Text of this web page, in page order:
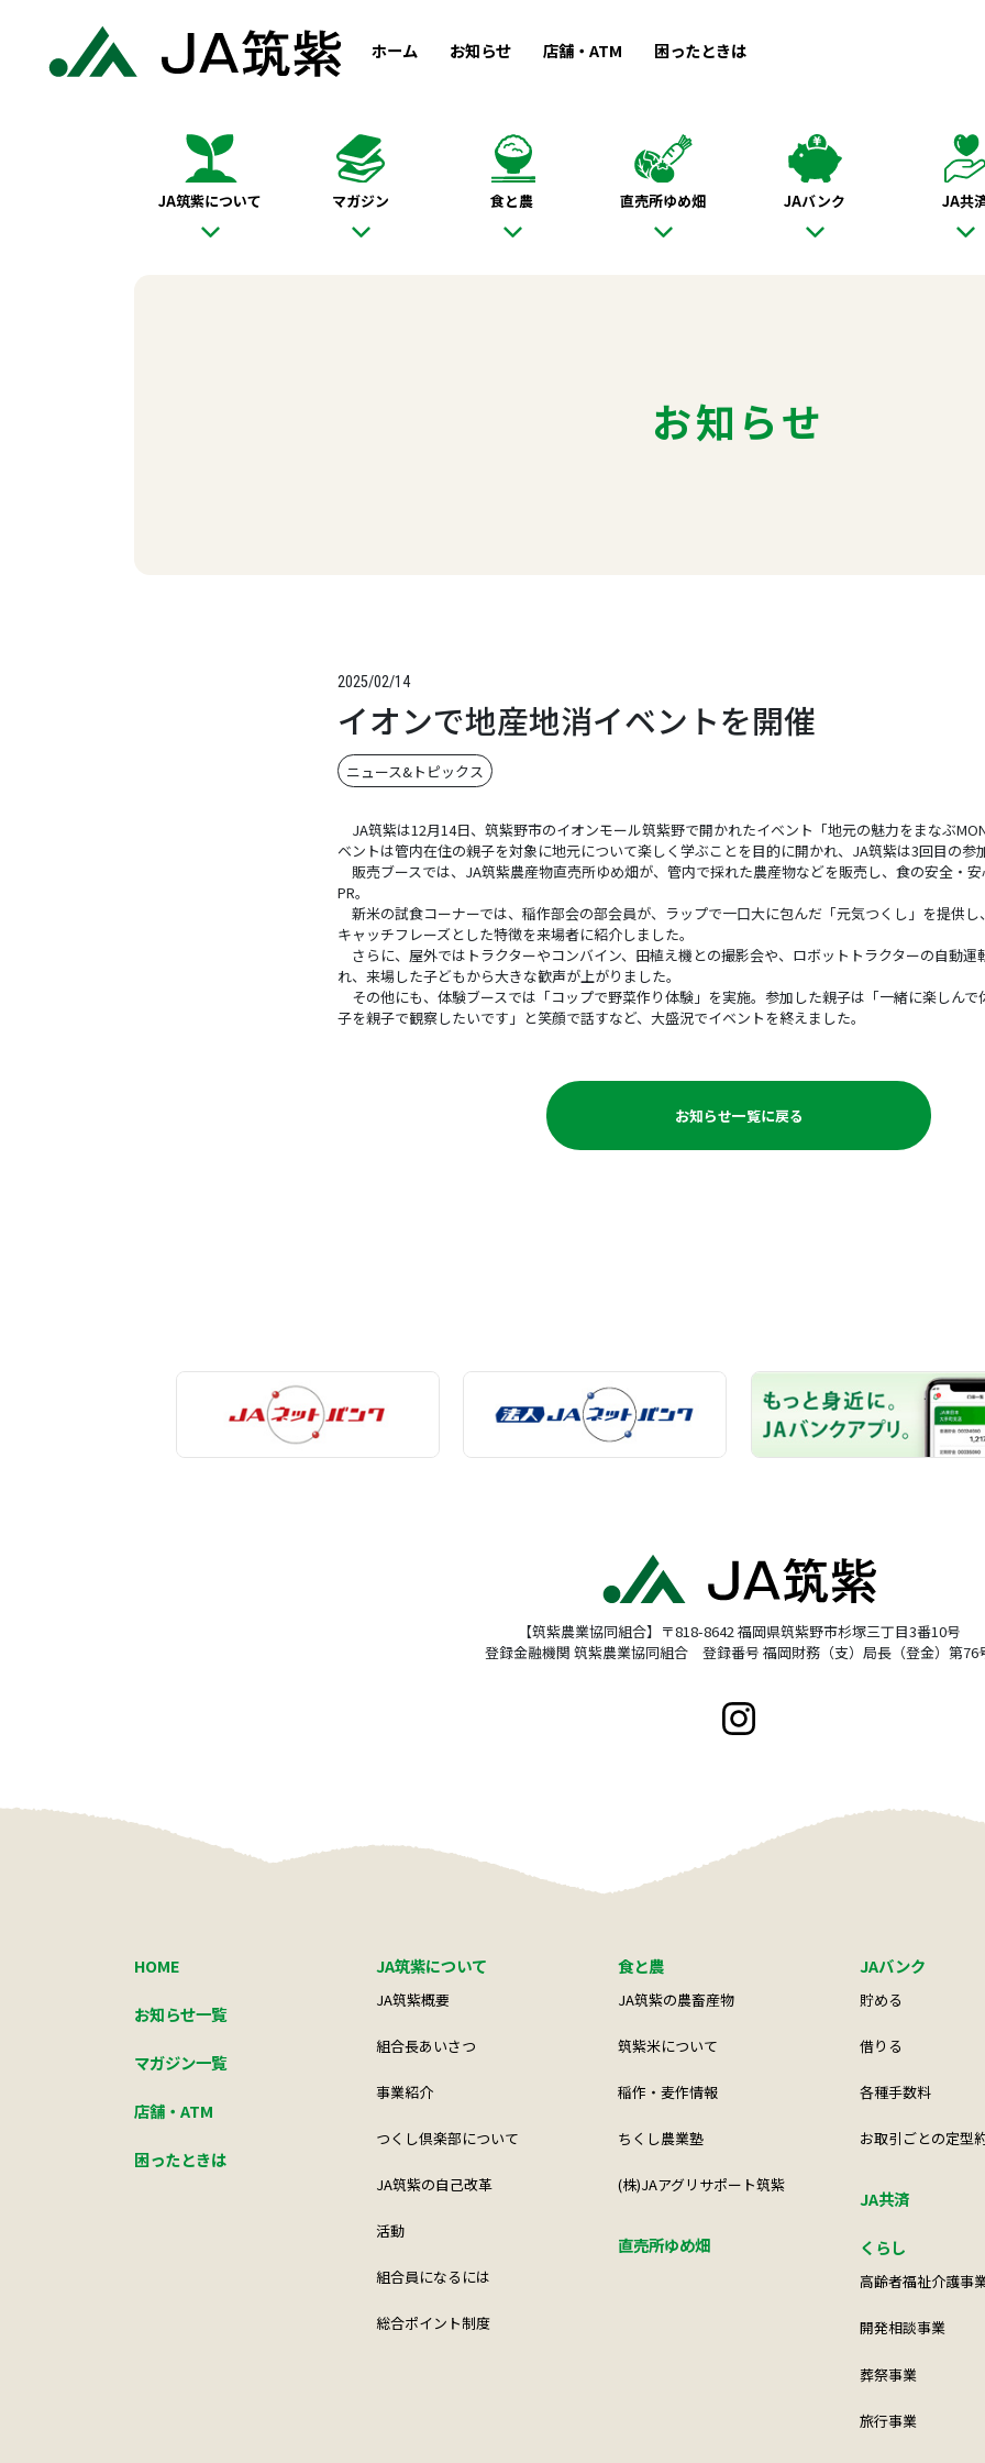
ホーム お知らせ 店舗・ATM 困ったときは
JA筑紫について マガジン 食と農 直売所ゆめ畑 JAバンク JA共
お知らせ
2025/02/14
イオンで地産地消イベントを開催
ニュース&トピックス
JA筑紫は12月14日、筑紫野市のイオンモール筑紫野で開かれたイベント「地元の魅力をまなぶ
ベントは管内在住の親子を対象に地元について楽しく学ぶことを目的に開かれ、JA筑紫は3回目の参
販売ブースでは、JA筑紫農産物直売所ゆめ畑が、管内で採れた農産物などを販売し、食の安全・
PR。
新米の試食コーナーでは、稲作部会の部会員が、ラップで一口大に包んだ「元気つくし」を提供し
キャッチフレーズとした特徴を来場者に紹介しました。
さらに、屋外ではトラクターやコンバイン、田植え機との撮影会や、ロボットトラクターの自動運
れ、来場した子どもから大きな歓声が上がりました。
その他にも、体験ブースでは「コップで野菜作り体験」を実施。参加した親子は「一緒に楽しん
子を親子で観察したいです」と笑顔で話すなど、大盛況でイベントを終えました。
お知らせ一覧に戻る
【筑紫農業協同組合】〒818-8642 福岡県筑紫野市杉塚三丁目3番10号
登録金融機関 筑紫農業協同組合 登録番号 福岡財務（支）局長（登金）第76
HOME
お知らせ一覧
マガジン一覧
店舗・ATM
困ったときは
JA筑紫について
JA筑紫概要
組合長あいさつ
事業紹介
つくし倶楽部について
JA筑紫の自己改革
活動
組合員になるには
総合ポイント制度
食と農
JA筑紫の農畜産物
筑紫米について
稲作・麦作情報
ちくし農業塾
(株)JAアグリサポート筑紫
直売所ゆめ畑
JAバンク
貯める
借りる
各種手数料
お取引ごとの定型
JA共済
くらし
高齢者福祉介護事
開発相談事業
葬祭事業
旅行事業